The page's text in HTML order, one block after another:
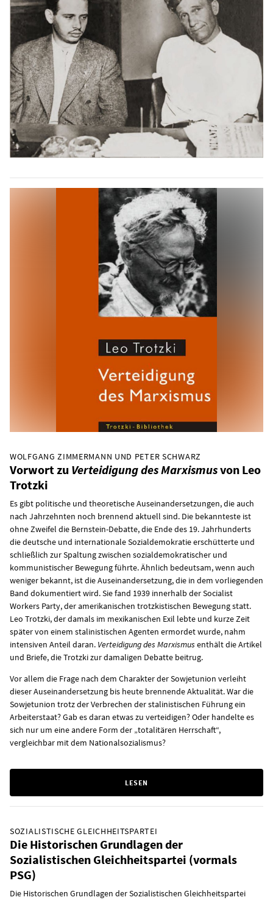
WOLFGANG ZIMMERMANN UND PETER SCHWARZ
Vorwort zu Verteidigung des Marxismusvon Leo
Trotzki
Es gibt politische und theoretische Auseinandersetzungen, die auch
nach Jahrzehnten noch brennend aktuell sind. Die bekannteste ist
ohne Zweifel die Bernstein-Debatte, die Ende des 19. Jahrhunderts
die deutsche und internationale Sozialdemokratie erschütterte und
schließlich zur Spaltung zwischen sozialdemokratischer und
kommunistischer Bewegung führte. Ähnlich bedeutsam, wenn auch
weniger bekannt, ist die Auseinandersetzung, die in dem vorliegenden
Band dokumentiert wird. Sie fand 1939 innerhalb der Socialist
Workers Party, der amerikanischen trotzkistischen Bewegung statt.
Leo Trotzki, der damals im mexikanischen Exil lebte und kurze Zeit
später von einem stalinistischen Agenten ermordet wurde, nahm
intensiven Anteil daran. Verteidigung des Marxismus enthält die Artikel
und Briefe, die Trotzki zur damaligen Debatte beitrug.
Vor allem die Frage nach dem Charakter der Sowjetunion verleiht
dieser Auseinandersetzung bis heute brennende Aktualität. War die
Sowjetunion trotz der Verbrechen der stalinistischen Führung ein
Arbeiterstaat? Gab es daran etwas zu verteidigen? Oder handelte es
sich nur um eine andere Form der „totalitären Herrschaft“,
vergleichbar mit dem Nationalsozialismus?
LESEN
SOZIALISTISCHE GLEICHHEITSPARTEI
Die Historischen Grundlagen der
Sozialistischen Gleichheitspartei (vormals
PSG)
Die Historischen Grundlagen der Sozialistischen Gleichheitspartei